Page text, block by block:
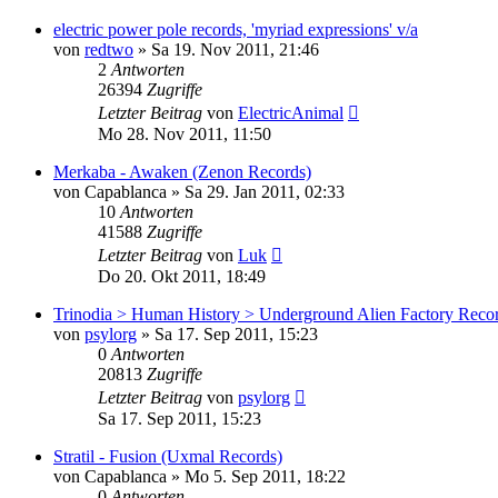
electric power pole records, 'myriad expressions' v/a
von redtwo » Sa 19. Nov 2011, 21:46
2 Antworten
26394 Zugriffe
Letzter Beitrag von ElectricAnimal
Mo 28. Nov 2011, 11:50
Merkaba - Awaken (Zenon Records)
von Capablanca » Sa 29. Jan 2011, 02:33
10 Antworten
41588 Zugriffe
Letzter Beitrag von Luk
Do 20. Okt 2011, 18:49
Trinodia > Human History > Underground Alien Factory
von psylorg » Sa 17. Sep 2011, 15:23
0 Antworten
20813 Zugriffe
Letzter Beitrag von psylorg
Sa 17. Sep 2011, 15:23
Stratil - Fusion (Uxmal Records)
von Capablanca » Mo 5. Sep 2011, 18:22